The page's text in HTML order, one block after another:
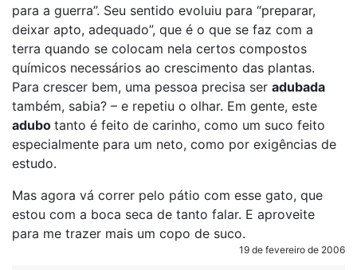
para a guerra”. Seu sentido evoluiu para “preparar,
deixar apto, adequado”, que é o que se faz com a
terra quando se colocam nela certos compostos
químicos necessários ao crescimento das plantas.
Para crescer bem, uma pessoa precisa ser adubada
também, sabia? – e repetiu o olhar. Em gente, este
adubo tanto é feito de carinho, como um suco feito
especialmente para um neto, como por exigências de
estudo.
Mas agora vá correr pelo pátio com esse gato, que
estou com a boca seca de tanto falar. E aproveite
para me trazer mais um copo de suco.
19 de fevereiro de 2006